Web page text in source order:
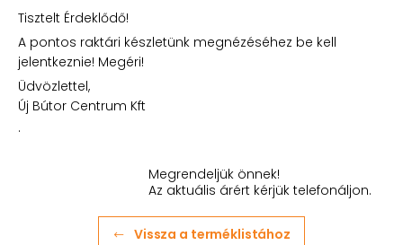
Tisztelt Érdeklődő!
A pontos raktári készletünk megnézéséhez be kell
jelentkeznie! Megéri!
Üdvözlettel,
Új Bútor Centrum Kft
.
Megrendeljük önnek!
Az aktuális árért kérjük telefonáljon.
Vissza a terméklistához